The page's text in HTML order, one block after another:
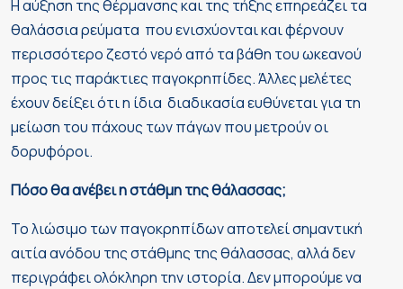
Η αύξηση της θέρμανσης και της τήξης επηρεάζει τα
θαλάσσια ρεύματα που ενισχύονται και φέρνουν
περισσότερο ζεστό νερό από τα βάθη του ωκεανού
προς τις παράκτιες παγοκρηπίδες. Άλλες μελέτες
έχουν δείξει ότι η ίδια διαδικασία ευθύνεται για τη
μείωση του πάχους των πάγων που μετρούν οι
δορυφόροι.
Πόσο θα ανέβει η στάθμη της θάλασσας;
Το λιώσιμο των παγοκρηπίδων αποτελεί σημαντική
αιτία ανόδου της στάθμης της θάλασσας, αλλά δεν
περιγράφει ολόκληρη την ιστορία. Δεν μπορούμε να